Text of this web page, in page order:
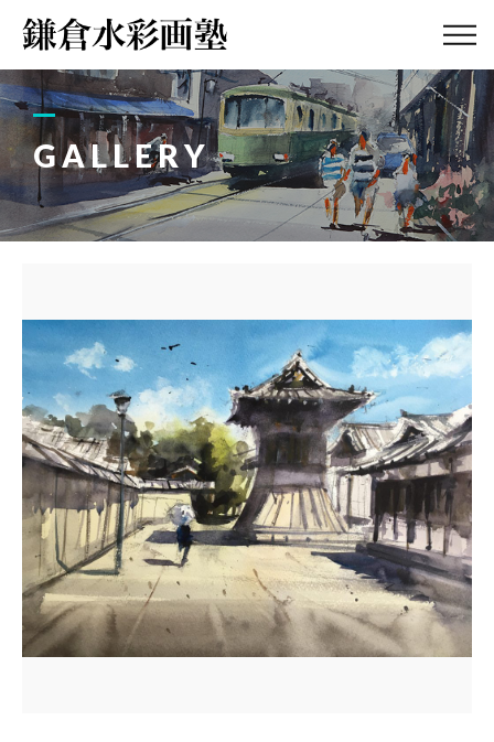
GALLERY
ABOUT
画塾紹介・
アクセス
LESSON
教室案内
PROFILE
BLOG
画塾ブログ
ATELIER
水彩ブログ
CONTACT
お問い合わせ